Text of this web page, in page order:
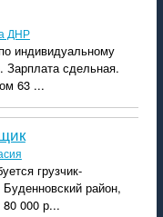
ДНР
индивидуальному
сдельная.
63 ...
грузчик-
район,
000 р...